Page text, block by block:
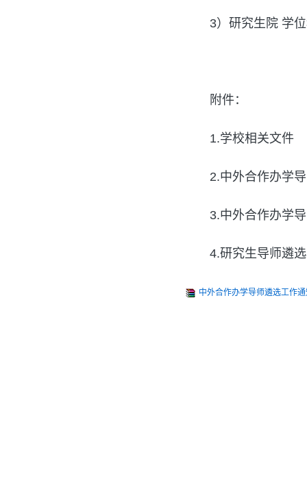
3）研究生院 学
附件：
1.学校相关文件
2.中外合作办学
3.中外合作办学
4.研究生导师遴
中外合作办学导师遴选工作